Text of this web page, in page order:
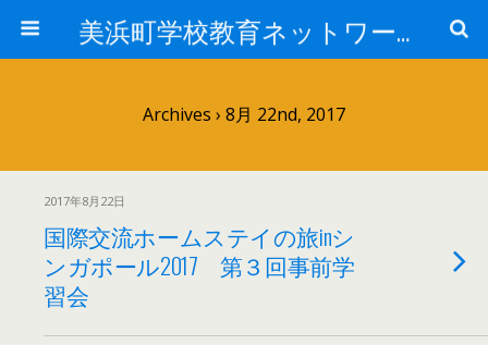
美浜町学校教育ネットワーク
Archives › 8月 22nd, 2017
2017年8月22日
国際交流ホームステイの旅inシ
ンガポール2017 第３回事前学
習会